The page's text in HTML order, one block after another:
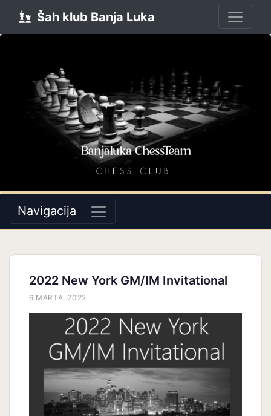
Šah klub Banja Luka
Navigacija
2022 New York GM/IM Invitational
6 MARTA, 2022